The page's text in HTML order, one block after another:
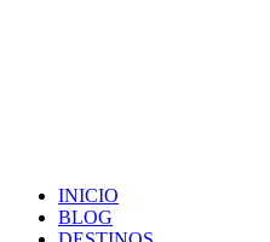
INICIO
BLOG